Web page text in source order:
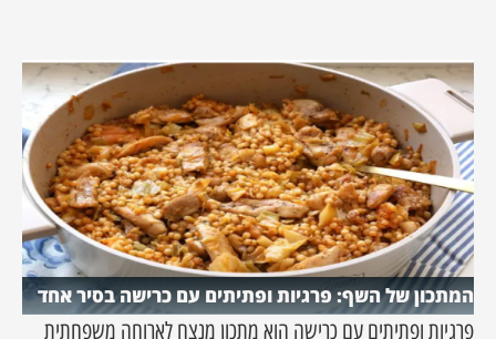
המתכון של השף: פרגיות ופתיתים עם כרישה בסיר אחד
פרגיות ופתיתים עם כרישה הוא מתכון מנצח לארוחה משפחתית